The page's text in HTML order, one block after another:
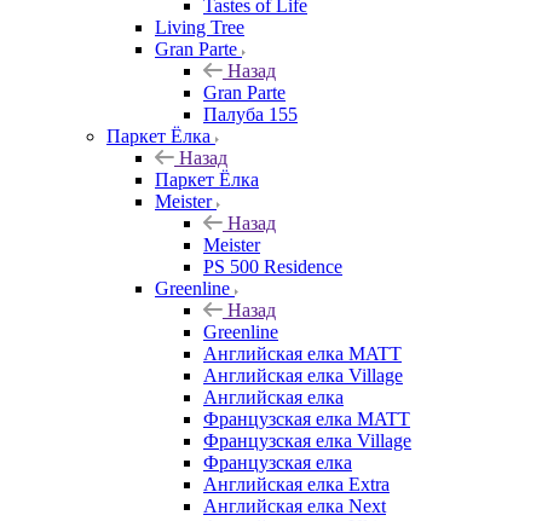
Tastes of Life
Living Tree
Gran Parte
Назад
Gran Parte
Палуба 155
Паркет Ёлка
Назад
Паркет Ёлка
Meister
Назад
Meister
PS 500 Residence
Greenline
Назад
Greenline
Английская елка MATT
Английская елка Village
Английская елка
Французская елка MATT
Французская елка Village
Французская елка
Английская елка Extra
Английская елка Next